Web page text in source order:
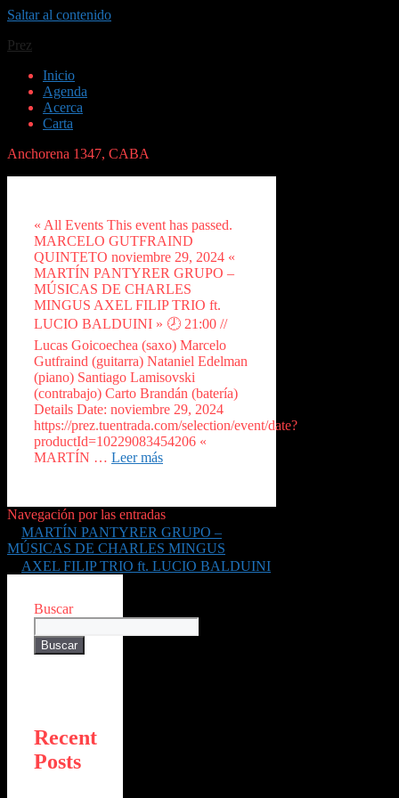
Saltar al contenido
Prez
Inicio
Agenda
Acerca
Carta
Anchorena 1347, CABA
« All Events This event has passed.
MARCELO GUTFRAIND
QUINTETO noviembre 29, 2024 «
MARTÍN PANTYRER GRUPO –
MÚSICAS DE CHARLES
MINGUS AXEL FILIP TRIO ft.
LUCIO BALDUINI » 🕗 21:00 //
Lucas Goicoechea (saxo) Marcelo
Gutfraind (guitarra) Nataniel Edelman
(piano) Santiago Lamisovski
(contrabajo) Carto Brandán (batería)
Details Date: noviembre 29, 2024
https://prez.tuentrada.com/selection/event/date?
productId=10229083454206 «
MARTÍN … Leer más
Navegación por las entradas
MARTÍN PANTYRER GRUPO –
MÚSICAS DE CHARLES MINGUS
AXEL FILIP TRIO ft. LUCIO BALDUINI
Buscar
Buscar
Recent
Posts